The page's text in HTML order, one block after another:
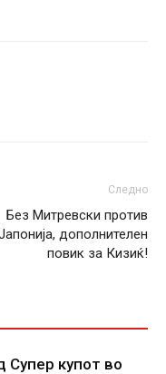
Следно
Без Митревски против
дополнителен
повик за Кизиќ!
Супер купот во